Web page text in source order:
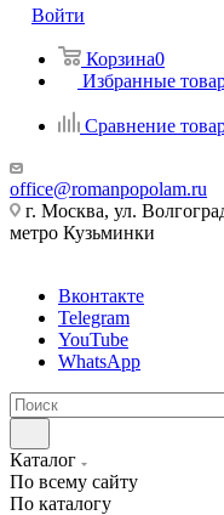
Войти
Корзина0
Избранные
Сравнение
office@romanpopolam.ru
г. Москва, ул.
метро Кузьминки
Вконтакте
Telegram
YouTube
WhatsApp
Каталог
По всему сайту
По каталогу